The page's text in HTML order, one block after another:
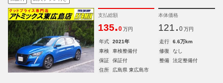
支払総額
135.0 万円
本体価格
121. 0 万円
年式 2021年 走行
6.6万km
車検
車検整備付 修復
なし
保証
保証付 整備
法定整備付
住所
広島県 東広島市